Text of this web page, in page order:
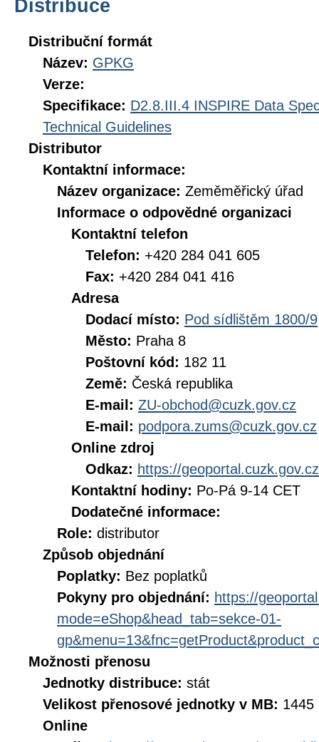
Distribuce
Distribuční formát
Název: GPKG
Verze:
Specifikace: D2.8.III.4 INSPIRE Data
Technical Guidelines
Distributor
Kontaktní informace:
Název organizace: Zeměměřický úřad
Informace o odpovědné organizaci
Kontaktní telefon
Telefon: +420 284 041 605
Fax: +420 284 041 416
Adresa
Dodací místo: Pod sídlištěm 1800/9
Město: Praha 8
Poštovní kód: 182 11
Země: Česká republika
E-mail: ZU-obchod@cuzk.gov.cz
E-mail: podpora.zums@cuzk.gov.cz
Online zdroj
Odkaz: https://geoportal.cuzk.gov.cz
Kontaktní hodiny: Po-Pá 9-14 CET
Dodatečné informace:
Role: distributor
Způsob objednání
Poplatky: Bez poplatků
Pokyny pro objednání: https://
mode=eShop&head_tab=sekce-01-
Možnosti přenosu
Jednotky distribuce: stát
Velikost přenosové jednotky v MB: 1445
Online